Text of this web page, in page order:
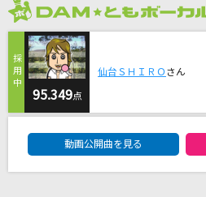
back number
キューティーハニー(ビデオ
倖田來未
[生音]楓
スピッツ
Rusty Nail(ビデオクリップ
95.349点
仙台ＳＨＩＲＯさん
動画公開曲を見る